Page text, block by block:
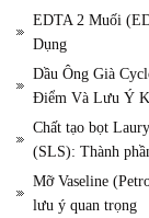
EDTA 2 Muối
Dụng
Dầu Ông Già
Điểm Và Lưu Ý
Chất tạo bọt
(SLS): Thành
Mỡ Vaseline
lưu ý quan trọng